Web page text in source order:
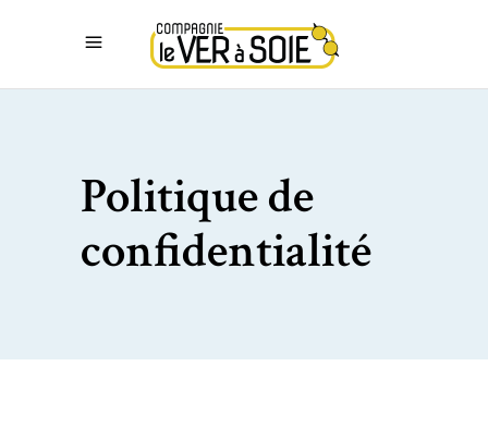
Politique de
confidentialité